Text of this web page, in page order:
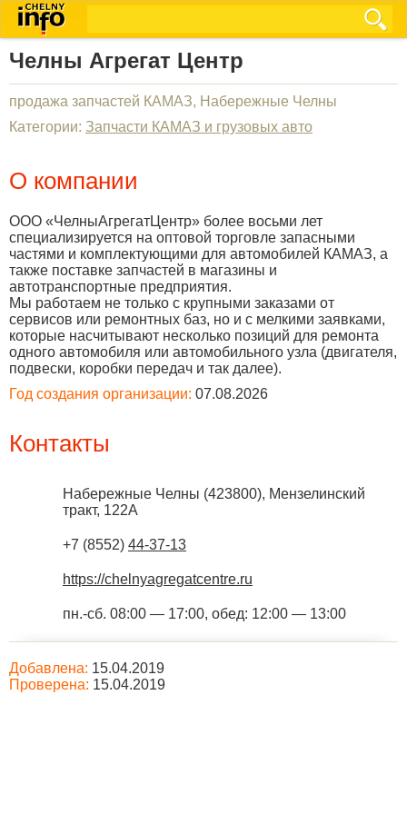
Челны Агрегат Центр
продажа запчастей КАМАЗ, Набережные Челны
Категории: Запчасти КАМАЗ и грузовых авто
О компании
ООО «ЧелныАгрегатЦентр» более восьми лет
специализируется на оптовой торговле запасными
частями и комплектующими для автомобилей КАМАЗ, а
также поставке запчастей в магазины и
автотранспортные предприятия.
Мы работаем не только с крупными заказами от
сервисов или ремонтных баз, но и с мелкими заявками,
которые насчитывают несколько позиций для ремонта
одного автомобиля или автомобильного узла (двигателя,
подвески, коробки передач и так далее).
Год создания организации: 07.08.2026
Контакты
Набережные Челны (423800), Мензелинский
тракт, 122А
+7 (8552) 44-37-13
https://chelnyagregatcentre.ru
пн.-сб. 08:00 — 17:00, обед: 12:00 — 13:00
Добавлена: 15.04.2019
Проверена: 15.04.2019